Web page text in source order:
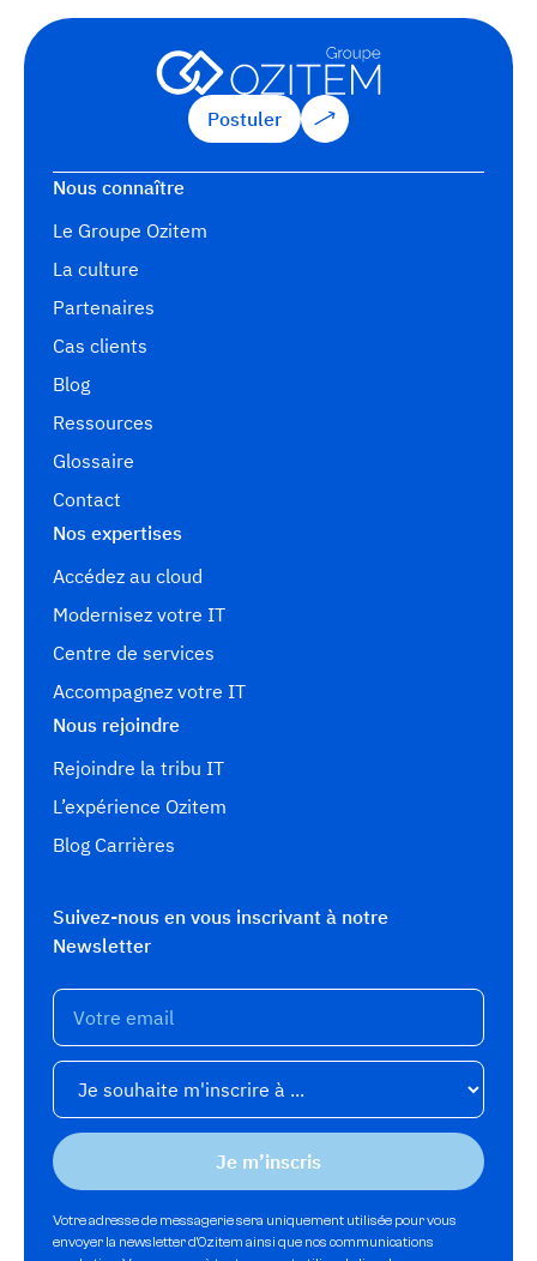
Postuler
Postuler
Nous connaître
Le Groupe Ozitem
La culture
Partenaires
Cas clients
Blog
Ressources
Glossaire
Contact
Nos expertises
Accédez au cloud
Modernisez votre IT
Centre de services
Accompagnez votre IT
Nous rejoindre
Rejoindre la tribu IT
L’expérience Ozitem
Blog Carrières
Suivez-nous en vous inscrivant à notre
Newsletter
Votre adresse de messagerie sera uniquement utilisée pour vous
envoyer la newsletter d'Ozitem ainsi que nos communications